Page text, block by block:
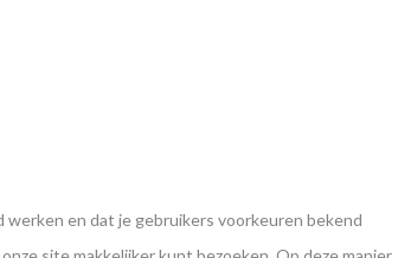
werken en dat je gebruikers voorkeuren bekend